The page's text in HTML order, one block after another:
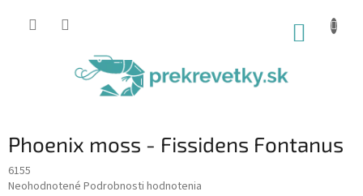
Phoenix moss - Fissidens Fontanus
6155
Priemerné
Neohodnotené Podrobnosti hodnotenia